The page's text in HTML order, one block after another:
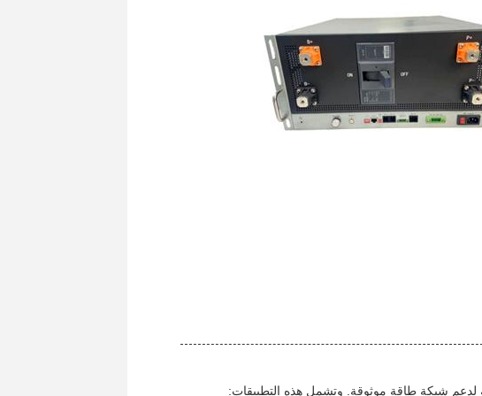
لدعم شبكة طاقة موثوقة. وتشمل هذه التطبيقات: